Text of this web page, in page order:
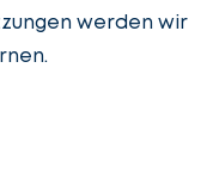
werden wir